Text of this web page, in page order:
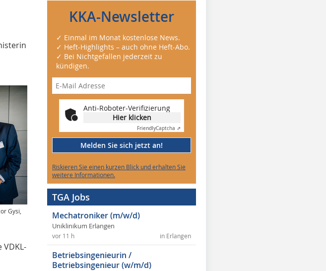
Gysi,
KKA-Newsletter
✓ Einmal im Monat kostenlose News.
✓ Heft-Highlights – auch ohne Heft-Abo.
✓ Bei Nichtgefallen jederzeit zu
kündigen.
Anti-Roboter-Verifizierung
Hier klicken
FriendlyCaptcha ⇗
Melden Sie sich jetzt an!
Riskieren Sie einen kurzen Blick und erhalten Sie
weitere Informationen.
TGA Jobs
Mechatroniker (m/w/d)
Uniklinikum Erlangen
in Erlangen
vor 11 h
Betriebsingenieurin /
Betriebsingenieur (w/m/d)